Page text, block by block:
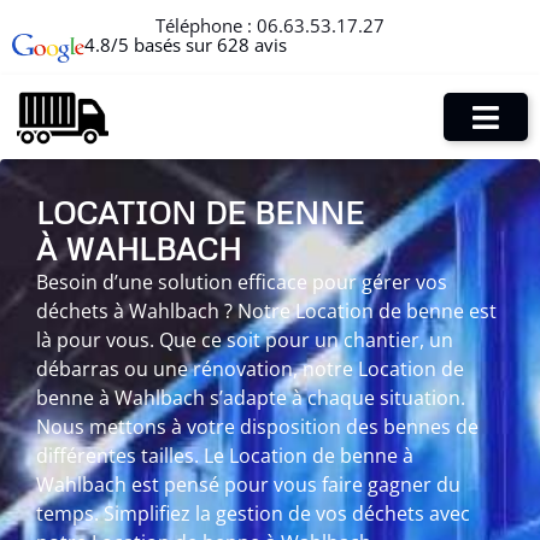
Téléphone : 06.63.53.17.27
4.8/5 basés sur 628 avis
LOCATION DE BENNE
À WAHLBACH
Besoin d’une solution efficace pour gérer vos
déchets à Wahlbach ? Notre Location de benne est
là pour vous. Que ce soit pour un chantier, un
débarras ou une rénovation, notre Location de
benne à Wahlbach s’adapte à chaque situation.
Nous mettons à votre disposition des bennes de
différentes tailles. Le Location de benne à
Wahlbach est pensé pour vous faire gagner du
temps. Simplifiez la gestion de vos déchets avec